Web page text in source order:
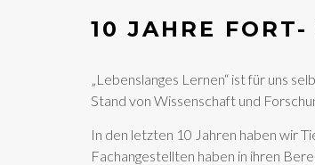
10 JAHRE
„Lebenslanges Lernen“ ist für uns
Stand von Wissenschaft und
In den letzten 10 Jahren haben wir
Fachangestellten haben in ihren